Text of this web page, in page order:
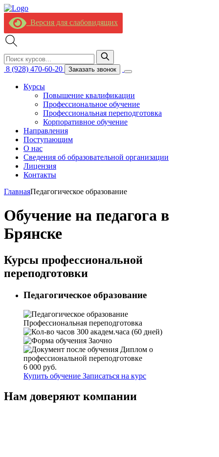
Версия для слабовидящих
8 (928) 470-60-20 Заказать звонок
Курсы
Повышение квалификации
Профессиональное обучение
Профессиональная переподготовка
Корпоративное обучение
Направления
Поступающим
О нас
Сведения об образовательной организации
Лицензия
Контакты
ГлавнаяПедагогическое образование
Обучение на педагога в
Брянске
Курсы профессиональной
переподготовки
Педагогическое образование
Профессиональная переподготовка
300 академ.часа (60 дней)
Заочно
Диплом о
профессиональной переподготовке
6 000 руб.
Купить обучение Записаться на курс
Нам доверяют компании